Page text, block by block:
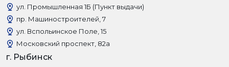
ул. Промышленная 1Б (Пункт выдачи)
пр. Машиностроителей, 7
ул. Вспольинское Поле, 15
Московский проспект, 82а
г. Рыбинск